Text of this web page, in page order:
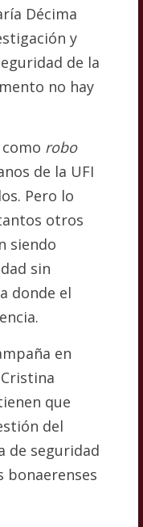
Décima
y
de la
no hay
robo
de la UFI
Pero lo
otros
siendo
sin
donde el
en
que
del
de seguridad
bonaerenses